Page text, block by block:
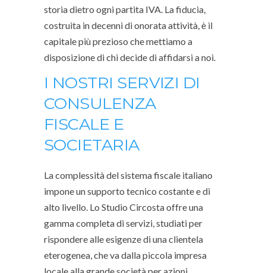
storia dietro ogni partita IVA. La fiducia,
costruita in decenni di onorata attività, è il
capitale più prezioso che mettiamo a
disposizione di chi decide di affidarsi a noi.
I NOSTRI SERVIZI DI
CONSULENZA
FISCALE E
SOCIETARIA
La complessità del sistema fiscale italiano
impone un supporto tecnico costante e di
alto livello. Lo Studio Circosta offre una
gamma completa di servizi, studiati per
rispondere alle esigenze di una clientela
eterogenea, che va dalla piccola impresa